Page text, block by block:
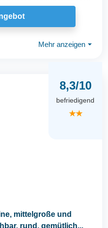
Mehr anzeigen ⏷
8,3/10
befriedigend
★★
mittelgroße und
rund, gemütlich...